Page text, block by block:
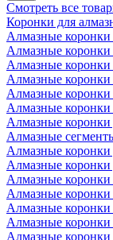
Смотреть все
Коронки для
Алмазные коронки
Алмазные
Алмазные коронки
Алмазные
Алмазные коронки
Алмазные коронки
Алмазные коронки
Алмазные
Алмазные коронки
Алмазные коронки
Алмазные коронки
Алмазные
Алмазные
Алмазные коронки
Алмазные коронки